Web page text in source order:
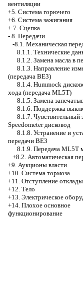
вентиляции
+5. Система горючего
+6. Система зажигания
+ 7. Сцепка
- 8. Передачи
-8.1. Механическая
8.1.1. Технические
8.1.2. Замена масла в
8.1.3. Направление
(передача BE3)
8.1.4. Hummock
хода (передача ML5T)
8.1.5. Замена
8.1.6. Поддержка
8.1.7. Чувствительный
Speedometer дисковод
8.1.8. Устранение и
передачи BE3
8.1.9. Передача ML5T
+8.2. Автоматическая
+9. Аукционы власти
+10. Система тормоза
+11. Отступление
+12. Тело
+13. Электрическое
+14. Плохое основное
функционирование